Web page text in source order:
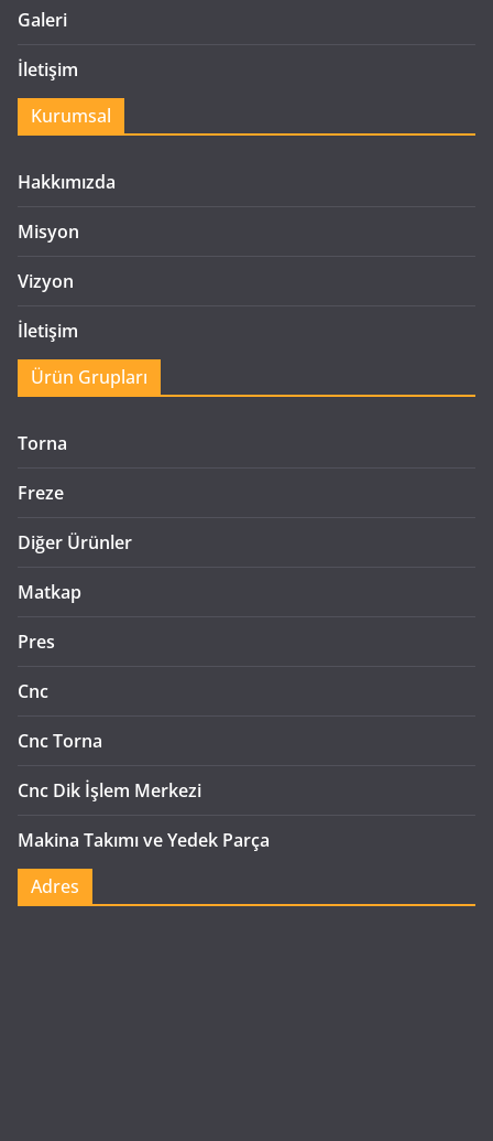
Galeri
İletişim
Kurumsal
Hakkımızda
Misyon
Vizyon
İletişim
Ürün Grupları
Torna
Freze
Diğer Ürünler
Matkap
Pres
Cnc
Cnc Torna
Cnc Dik İşlem Merkezi
Makina Takımı ve Yedek Parça
Adres